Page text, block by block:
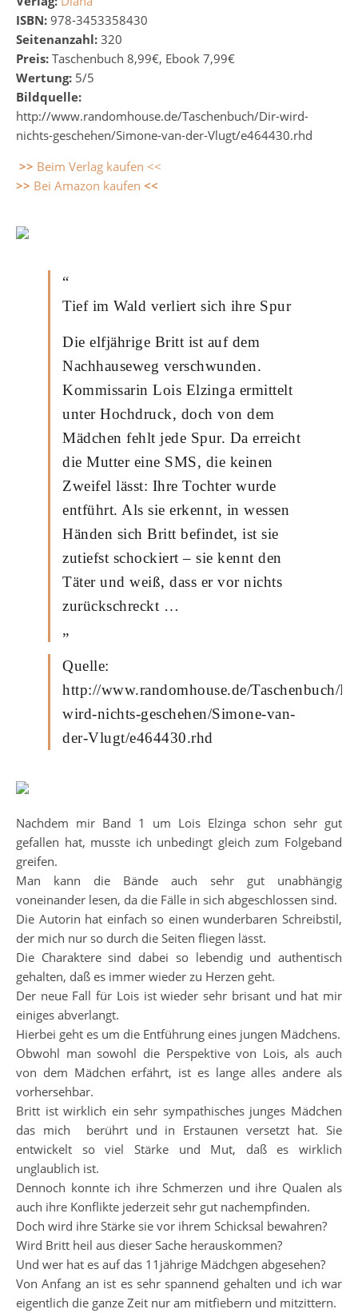
ISBN: 978-3453358430
Seitenanzahl: 320
Preis: Taschenbuch 8,99€, Ebook 7,99€
Wertung: 5/5
Bildquelle:
http://www.randomhouse.de/Taschenbuch/Dir-wird-
nichts-geschehen/Simone-van-der-Vlugt/e464430.rhd
>> Beim Verlag kaufen <<
>> Bei Amazon kaufen <<
“
Tief im Wald verliert sich ihre Spur
Die elfjährige Britt ist auf dem
Nachhauseweg verschwunden.
Kommissarin Lois Elzinga ermittelt
unter Hochdruck, doch von dem
Mädchen fehlt jede Spur. Da erreicht
die Mutter eine SMS, die keinen
Zweifel lässt: Ihre Tochter wurde
entführt. Als sie erkennt, in wessen
Händen sich Britt befindet, ist sie
zutiefst schockiert – sie kennt den
Täter und weiß, dass er vor nichts
zurückschreckt …
„
Quelle:
http://www.randomhouse.de/Taschenbuch/
wird-nichts-geschehen/Simone-van-
der-Vlugt/e464430.rhd
Nachdem mir Band 1 um Lois Elzinga schon sehr gut
gefallen hat, musste ich unbedingt gleich zum Folgeband
greifen.
Man kann die Bände auch sehr gut unabhängig
voneinander lesen, da die Fälle in sich abgeschlossen sind.
Die Autorin hat einfach so einen wunderbaren Schreibstil,
der mich nur so durch die Seiten fliegen lässt.
Die Charaktere sind dabei so lebendig und authentisch
gehalten, daß es immer wieder zu Herzen geht.
Der neue Fall für Lois ist wieder sehr brisant und hat mir
einiges abverlangt.
Hierbei geht es um die Entführung eines jungen Mädchens.
Obwohl man sowohl die Perspektive von Lois, als auch
von dem Mädchen erfährt, ist es lange alles andere als
vorhersehbar.
Britt ist wirklich ein sehr sympathisches junges Mädchen
das mich berührt und in Erstaunen versetzt hat. Sie
entwickelt so viel Stärke und Mut, daß es wirklich
unglaublich ist.
Dennoch konnte ich ihre Schmerzen und ihre Qualen als
auch ihre Konflikte jederzeit sehr gut nachempfinden.
Doch wird ihre Stärke sie vor ihrem Schicksal bewahren?
Wird Britt heil aus dieser Sache herauskommen?
Und wer hat es auf das 11jährige Mädchgen abgesehen?
Von Anfang an ist es sehr spannend gehalten und ich war
eigentlich die ganze Zeit nur am mitfiebern und mitzittern.